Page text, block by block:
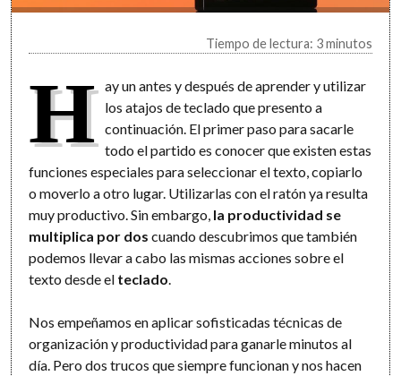
Tiempo de lectura: 3 minutos
H ay un antes y después de aprender y utilizar
los atajos de teclado que presento a
continuación. El primer paso para sacarle
todo el partido es conocer que existen estas
funciones especiales para seleccionar el texto, copiarlo
o moverlo a otro lugar. Utilizarlas con el ratón ya resulta
muy productivo. Sin embargo, la productividad se
multiplica por dos cuando descubrimos que también
podemos llevar a cabo las mismas acciones sobre el
texto desde el teclado
Nos empeñamos en aplicar sofisticadas técnicas de
organización y productividad para ganarle minutos al
día. Pero dos trucos que siempre funcionan y nos hacen